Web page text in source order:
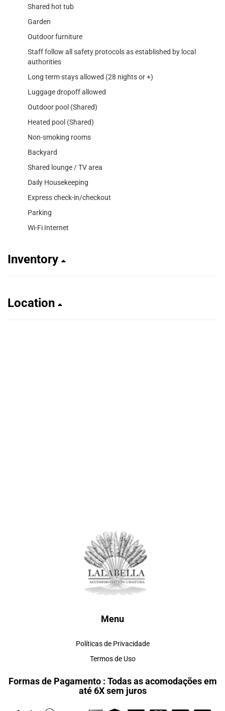
Shared hot tub
Garden
Outdoor furniture
Staff follow all safety protocols as established by local
authorities
Long term stays allowed (28 nights or +)
Luggage dropoff allowed
Outdoor pool (Shared)
Heated pool (Shared)
Non-smoking rooms
Backyard
Shared lounge / TV area
Daily Housekeeping
Express check-in/checkout
Parking
Wi-Fi Internet
Inventory
Location
Menu
Políticas de Privacidade
Termos de Uso
Formas de Pagamento : Todas as acomodações em
até 6X sem juros